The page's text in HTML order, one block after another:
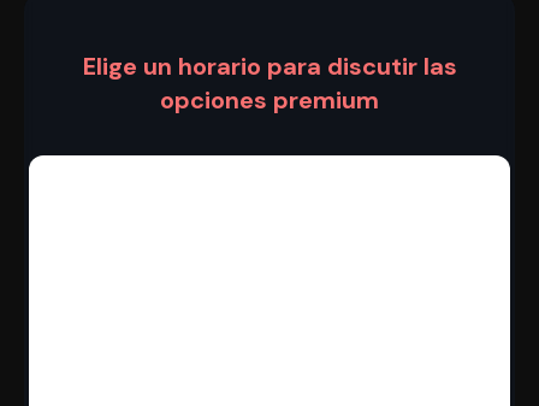
Elige un horario para discutir las
opciones premium